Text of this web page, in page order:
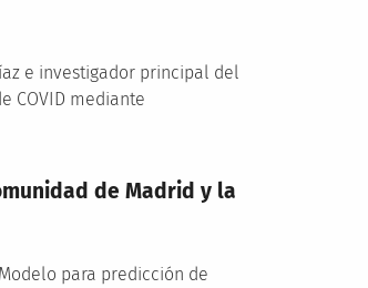
e investigador principal del
COVID mediante
de Madrid y la
para predicción de